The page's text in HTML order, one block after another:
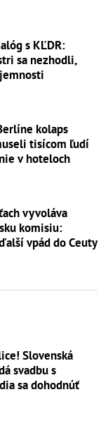
s KĽDR:
sa nezhodli,
kolaps
tisícom ľudí
v hoteloch
vyvoláva
komisiu:
vpád do Ceuty
Slovenská
svadbu s
sa dohodnúť